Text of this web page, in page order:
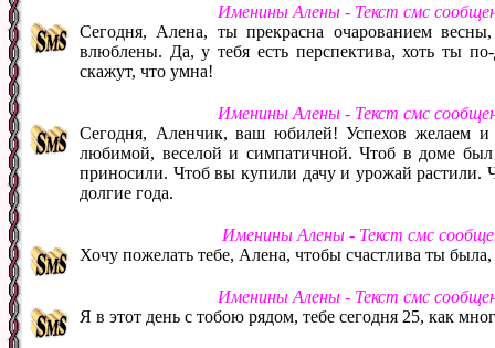
Именины Алены - Текст смс
Сегодня, Алена, ты прекрасна очарованием
влюблены. Да, у тебя есть перспектива, хоть ты
скажут, что умна!
Именины Алены - Текст смс
Сегодня, Аленчик, ваш юбилей! Успехов желаем
любимой, веселой и симпатичной. Чтоб в доме
приносили. Чтоб вы купили дачу и урожай растили.
долгие года.
Именины Алены - Текст смс
Хочу пожелать тебе, Алена, чтобы счастлива ты
Именины Алены - Текст смс
Я в этот день с тобою рядом, тебе сегодня 25, как